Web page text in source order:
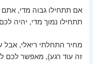
אם תתחילו גבוה מדי,
תתחילו נמוך מדי, יהיה
מחיר התחלתי ריאלי, אבל
זה עוד רגע), מאפשר לכם